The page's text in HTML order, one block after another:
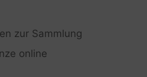
zur Sammlung
online